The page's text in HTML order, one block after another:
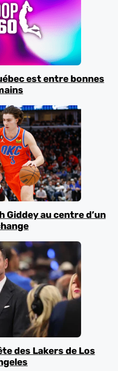
est entre bonnes
Giddey au centre d’un
des Lakers de Los